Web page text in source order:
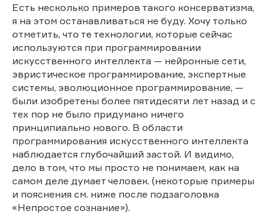
Есть несколько примеров такого консерватизма,
я на этом останавливаться не буду. Хочу только
отметить, что те технологии, которые сейчас
используются при программировании
искусственного интеллекта — нейронные сети,
эвристическое программирование, экспертные
системы, эволюционное программирование, —
были изобретены более пятидесяти лет назад и с
тех пор не было придумано ничего
принципиально нового. В области
программирования искусственного интеллекта
наблюдается глубочайший застой. И видимо,
дело в том, что мы просто не понимаем, как на
самом деле думает человек. (некоторые примеры
и пояснения см. ниже после подзаголовка
«Непростое сознание»).